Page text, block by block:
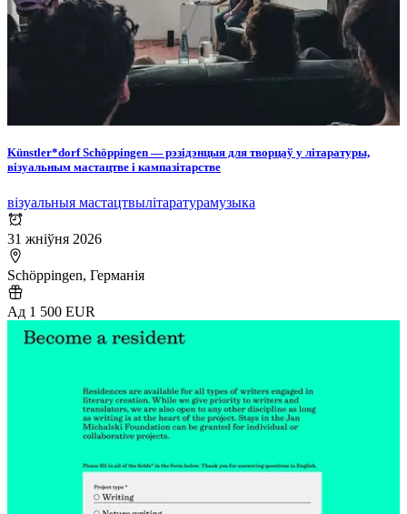
Künstler*dorf Schöppingen — рэзідэнцыя для творцаў у літаратуры,
візуальным мастацтве і кампазітарстве
візуальныя мастацтвылітаратурамузыка
31 жніўня 2026
Schöppingen, Германія
Ад 1 500 EUR